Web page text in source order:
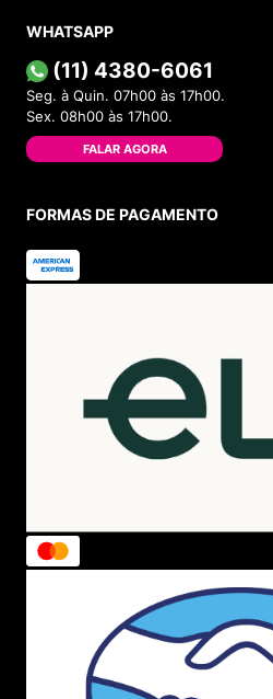
WHATSAPP
(11) 4380-6061
Seg. à Quin. 07h00 às 17h00.
Sex. 08h00 às 17h00.
FALAR AGORA
FORMAS DE PAGAMENTO